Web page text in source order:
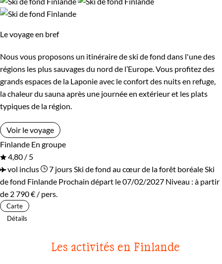
Le voyage en bref
Nous vous proposons un itinéraire de ski de fond dans l'une des
régions les plus sauvages du nord de l’Europe. Vous profitez des
grands espaces de la Laponie avec le confort des nuits en refuge,
la chaleur du sauna après une journée en extérieur et les plats
typiques de la région.
Voir le voyage
Finlande En groupe
4,80 / 5
vol inclus
7 joursSki de fond au cœur de la forêt boréaleSki
de fond Finlande Prochain départ le 07/02/2027 Niveau : à partir
de 2 790 € / pers.
Carte
Détails
Les activités en Finlande